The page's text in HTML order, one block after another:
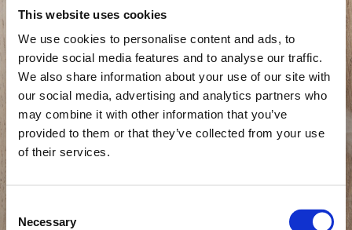
This website uses cookies
We use cookies to personalise content and ads, to
provide social media features and to analyse our traffic.
We also share information about your use of our site with
our social media, advertising and analytics partners who
may combine it with other information that you’ve
provided to them or that they’ve collected from your use
of their services.
Selection
Necessary
DER
SONDERKLASSE
Im Alsik haben wir drei Restaurants: Alsik, Freia
Bar & Lounge und Syttende. Was Sie hier
erwartet, sind höchst exquisite kulinarische